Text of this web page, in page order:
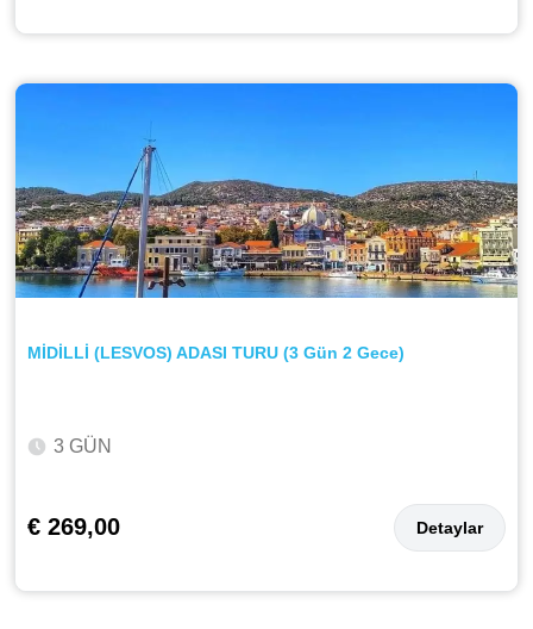
MİDİLLİ (LESVOS) ADASI TURU (3 Gün 2 Gece)
3 GÜN
€ 269,00 Detaylar